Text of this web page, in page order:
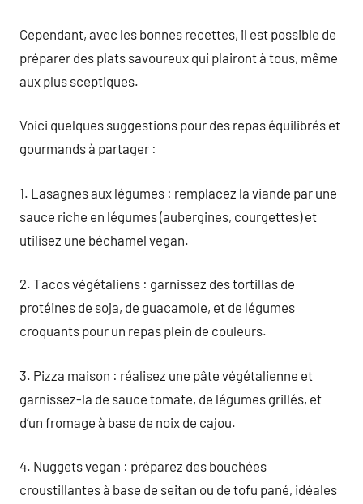
Cependant, avec les bonnes recettes, il est possible de
préparer des plats savoureux qui plairont à tous, même
aux plus sceptiques.
Voici quelques suggestions pour des repas équilibrés et
gourmands à partager :
1. Lasagnes aux légumes : remplacez la viande par une
sauce riche en légumes (aubergines, courgettes) et
utilisez une béchamel vegan.
2. Tacos végétaliens : garnissez des tortillas de
protéines de soja, de guacamole, et de légumes
croquants pour un repas plein de couleurs.
3. Pizza maison : réalisez une pâte végétalienne et
garnissez-la de sauce tomate, de légumes grillés, et
d’un fromage à base de noix de cajou.
4. Nuggets vegan : préparez des bouchées
croustillantes à base de seitan ou de tofu pané, idéales